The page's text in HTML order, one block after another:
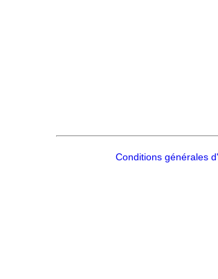
Conditions générales